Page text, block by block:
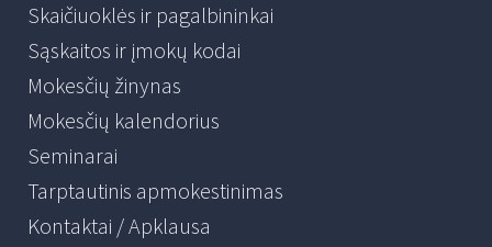
Skaičiuoklės ir pagalbininkai
Sąskaitos ir įmokų kodai
Mokesčių žinynas
Mokesčių kalendorius
Seminarai
Tarptautinis apmokestinimas
Kontaktai / Apklausa